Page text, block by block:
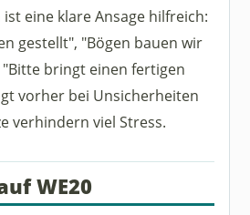
eine klare Ansage hilfreich:
gestellt", "Bögen bauen wir
bringt einen fertigen
vorher bei Unsicherheiten
verhindern viel Stress.
WE20